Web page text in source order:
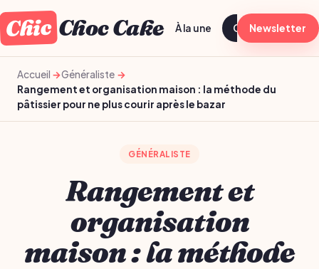
Chic Choc Cake À la une Généraliste
Newsletter
Accueil
Généraliste
Rangement et organisation maison : la méthode du
pâtissier pour ne plus courir après le bazar
GÉNÉRALISTE
Rangement et
organisation
maison : la méthode